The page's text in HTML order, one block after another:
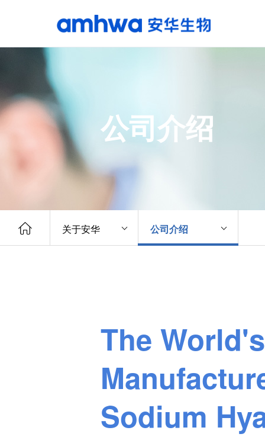
公司介绍
关于安华 公司介绍
The
Sodium